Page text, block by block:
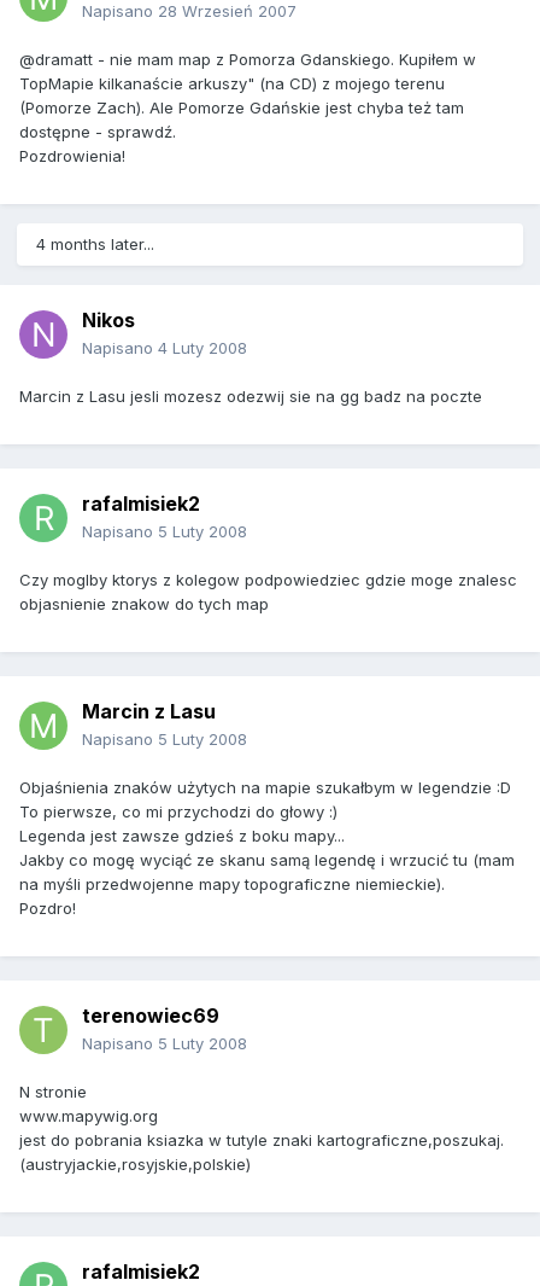
Napisano 28 Wrzesień 2007
@dramatt - nie mam map z Pomorza Gdanskiego. Kupiłem w
TopMapie kilkanaście arkuszy" (na CD) z mojego terenu
(Pomorze Zach). Ale Pomorze Gdańskie jest chyba też tam
dostępne - sprawdź.
Pozdrowienia!
4 months later...
Nikos
Napisano 4 Luty 2008
Marcin z Lasu jesli mozesz odezwij sie na gg badz na poczte
rafalmisiek2
Napisano 5 Luty 2008
Czy moglby ktorys z kolegow podpowiedziec gdzie moge znalesc
objasnienie znakow do tych map
Marcin z Lasu
Napisano 5 Luty 2008
Objaśnienia znaków użytych na mapie szukałbym w legendzie :D
To pierwsze, co mi przychodzi do głowy :)
Legenda jest zawsze gdzieś z boku mapy...
Jakby co mogę wyciąć ze skanu samą legendę i wrzucić tu (mam
na myśli przedwojenne mapy topograficzne niemieckie).
Pozdro!
terenowiec69
Napisano 5 Luty 2008
N stronie
www.mapywig.org
jest do pobrania ksiazka w tutyle znaki kartograficzne,poszukaj.
(austryjackie,rosyjskie,polskie)
rafalmisiek2